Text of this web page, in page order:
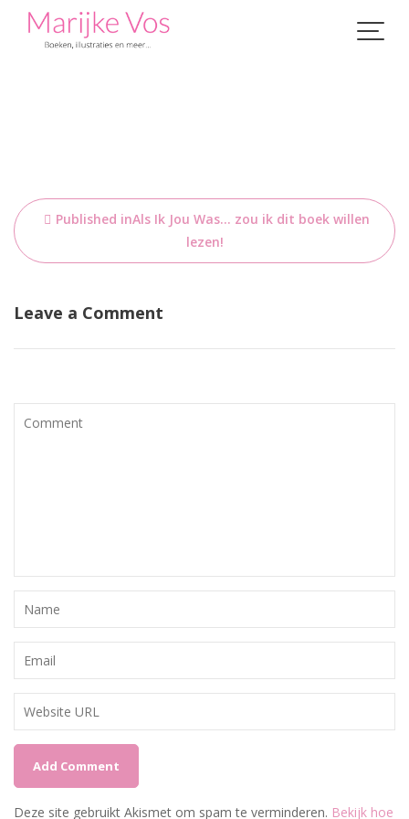
Bericht
navigatie
Published inAls Ik Jou Was… zou ik dit boek willen
lezen!
Leave a Comment
Deze site gebruikt Akismet om spam te verminderen. Bekijk hoe